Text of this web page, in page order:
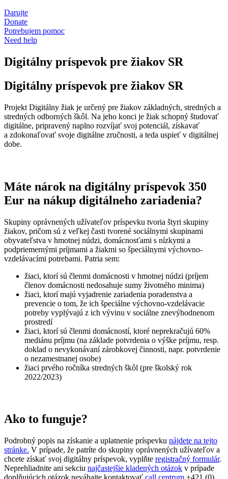
Darujte
Donate
Potrebujem pomoc
Need help
Digitálny príspevok pre žiakov SR
Digitálny príspevok pre žiakov SR
Projekt Digitálny žiak je určený pre žiakov základných, stredných a
stredných odborných škôl. Na jeho konci je žiak schopný študovať
digitálne, pripravený naplno rozvíjať svoj potenciál, získavať
a zdokonaľovať svoje digitálne zručnosti, a teda uspieť v digitálnej
dobe.
Máte nárok na digitálny príspevok 350
Eur na nákup digitálneho zariadenia?
Skupiny oprávnených užívateľov príspevku tvoria štyri skupiny
žiakov, pričom sú z veľkej časti tvorené sociálnymi skupinami
obyvateľstva v hmotnej núdzi, domácnosťami s nízkymi a
podpriemernými príjmami a žiakmi so špeciálnymi výchovno-
vzdelávacími potrebami. Patria sem:
žiaci, ktorí sú členmi domácnosti v hmotnej núdzi (príjem
členov domácnosti nedosahuje sumy životného minima)
žiaci, ktorí majú vyjadrenie zariadenia poradenstva a
prevencie o tom, že ich špeciálne výchovno-vzdelávacie
potreby vyplývajú z ich vývinu v sociálne znevýhodnenom
prostredí
žiaci, ktorí sú členmi domácností, ktoré neprekračujú 60%
mediánu príjmu (na základe potvrdenia o výške príjmu, resp.
doklad o nevykonávaní zárobkovej činnosti, napr. potvrdenie
o nezamestnanej osobe)
žiaci prvého ročníka stredných škôl (pre školský rok
2022/2023)
Ako to funguje?
Podrobný popis na získanie a uplatnenie príspevku nájdete na tejto
stránke. V prípade, že patríte do skupiny oprávnených užívateľov a
chcete získať svoj digitálny príspevok, vyplňte registračný formulár.
Neprehliadnite ani sekciu najčastejšie kladených otázok v prípade